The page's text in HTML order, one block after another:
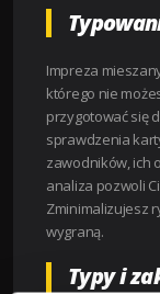
Impreza
którego nie
przygotować się
sprawdzenia
zawodników, ich
analiza pozwoli
Zminimalizujesz
wygraną.
Typy i